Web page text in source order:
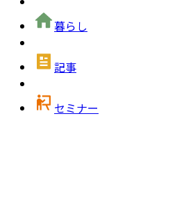
暮らし
記事
セミナー